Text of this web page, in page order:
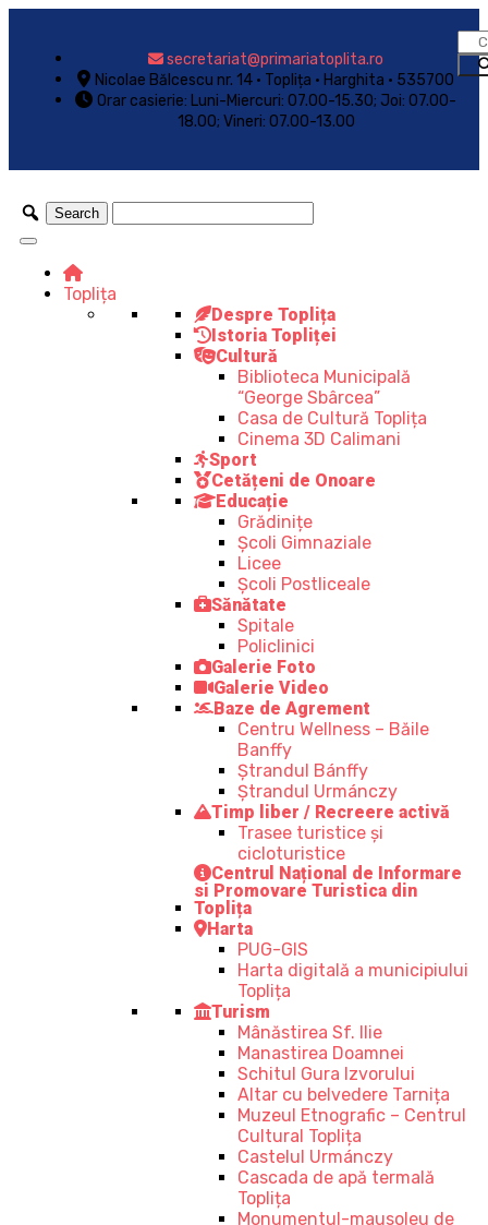
secretariat@primariatoplita.ro
Nicolae Bălcescu nr. 14 • Toplița • Harghita • 535700
Orar casierie: Luni-Miercuri: 07.00-15.30; Joi: 07.00-
18.00; Vineri: 07.00-13.00
Toplița
Despre Toplița
Istoria Topliței
Cultură
Biblioteca Municipală
“George Sbârcea”
Casa de Cultură Toplița
Cinema 3D Calimani
Sport
Cetățeni de Onoare
Educație
Grădinițe
Școli Gimnaziale
Licee
Școli Postliceale
Sănătate
Spitale
Policlinici
Galerie Foto
Galerie Video
Baze de Agrement
Centru Wellness – Băile
Banffy
Ștrandul Bánffy
Ștrandul Urmánczy
Timp liber / Recreere activă
Trasee turistice şi
cicloturistice
Centrul Național de Informare
si Promovare Turistica din
Toplița
Harta
PUG-GIS
Harta digitală a municipiului
Toplița
Turism
Mânăstirea Sf. Ilie
Manastirea Doamnei
Schitul Gura Izvorului
Altar cu belvedere Tarnița
Muzeul Etnografic – Centrul
Cultural Toplița
Castelul Urmánczy
Cascada de apă termală
Toplița
Monumentul-mausoleu de